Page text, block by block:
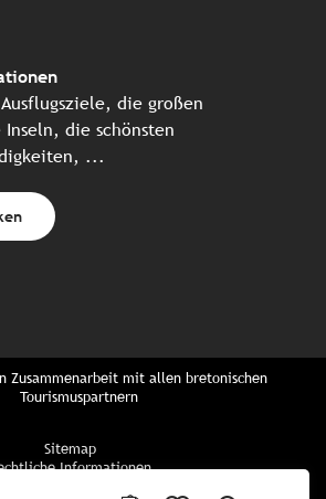
die großen
die schönsten
...
Zusammenarbeit mit allen bretonischen
Tourismuspartnern
Sitemap
Informationen